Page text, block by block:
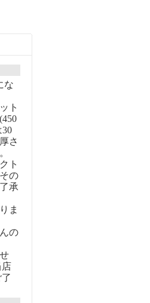
な
ト
さ
ト
の
承
ま
の
店